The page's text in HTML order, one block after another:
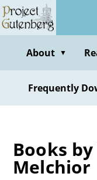
Skip
to
contentAbout ▼
Frequently
Books
Melchior